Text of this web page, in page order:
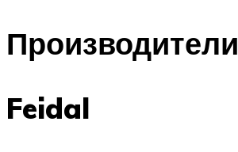
Производители
Feidal